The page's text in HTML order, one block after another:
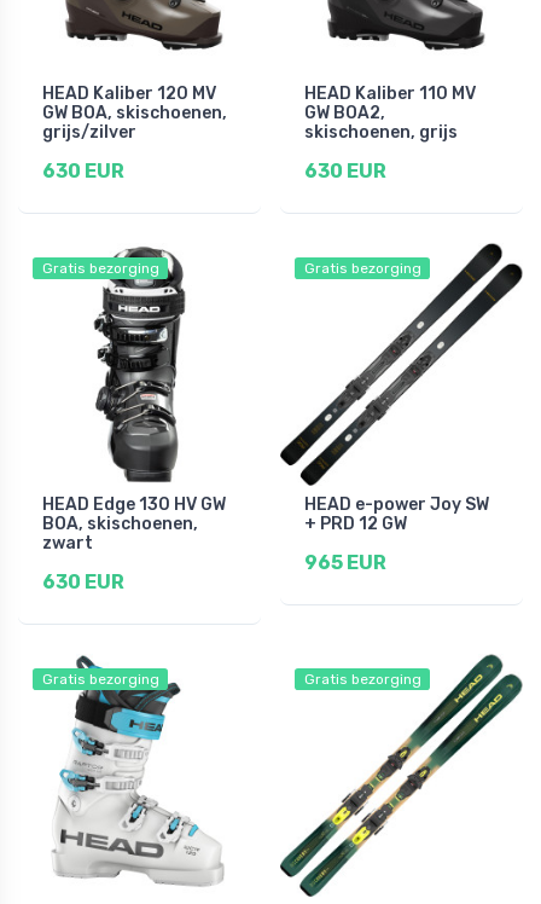
HEAD Kaliber 120 MV
GW BOA, skischoenen,
grijs/zilver
630 EUR
HEAD Kaliber 110 MV
GW BOA2,
skischoenen, grijs
630 EUR
Gratis bezorging
HEAD Edge 130 HV GW
BOA, skischoenen,
zwart
630 EUR
Gratis bezorging
HEAD e-power Joy SW
+ PRD 12 GW
965 EUR
Gratis bezorging Gratis bezorging